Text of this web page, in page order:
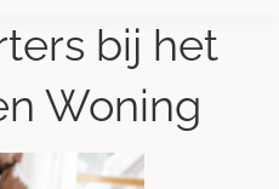
bij het
Woning